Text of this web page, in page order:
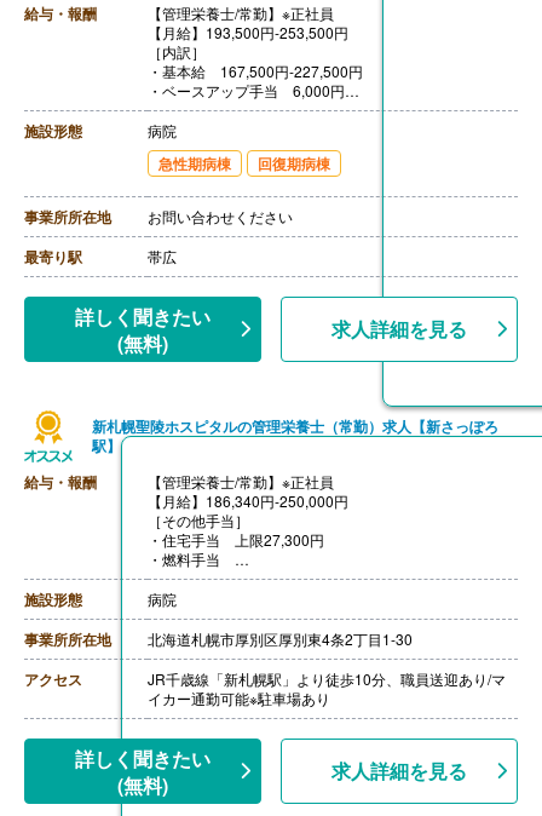
給与・報酬
【管理栄養士/常勤】※正社員
【月給】193,500円-253,500円
［内訳］
・基本給 167,500円-227,500円
・ベースアップ手当 6,000円
・職務手当 20,000円
［その他手当］
・住宅手当 0円-25,000円
・家族手当 配偶者16,000円、他扶養親族5,500円/人
【通勤手当】あり（上限31,600円/月）
【昇給】あり（1月あたり1.30％）※前年度実績
施設形態 病院
急性期病棟 回復期病棟
事業所所在地 お問い合わせください
最寄り駅 帯広
詳しく聞きたい
(無料)
求人詳細を見る
新札幌聖陵ホスピタルの管理栄養士（常勤）求人【新さっぽろ
駅】
給与・報酬
【管理栄養士/常勤】※正社員
【月給】186,340円-250,000円
［その他手当］
・住宅手当 上限27,300円
・燃料手当
【賞与】年2回（計3.80ヶ月分）※前年度実績
【通勤手当】あり（上限25,000円/月）
【昇給】あり（1月あたり500円-2,500円）※前年度実績
【退職金】あり※勤続3年以上
施設形態 病院
事業所所在地 北海道札幌市厚別区厚別東4条2丁目1-30
アクセス
JR千歳線「新札幌駅」より徒歩10分、職員送迎あり/マ
イカー通勤可能※駐車場あり
詳しく聞きたい
(無料)
求人詳細を見る